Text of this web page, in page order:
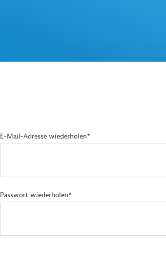
E-Mail-Adresse wiederholen*
Passwort wiederholen*